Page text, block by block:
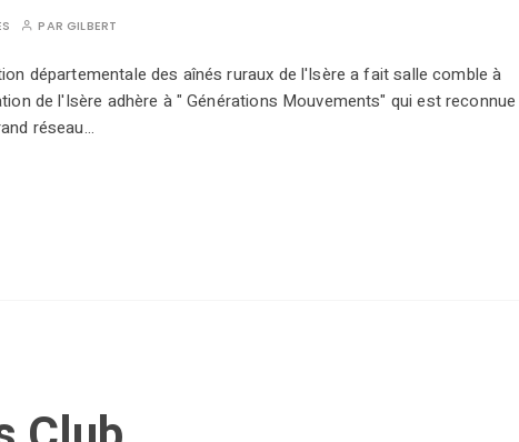
PARGILBERT
départementale des aînés ruraux de l'Isère a fait salle comble à
de l'Isère adhère à " Générations Mouvements" qui est reconnue
réseau…